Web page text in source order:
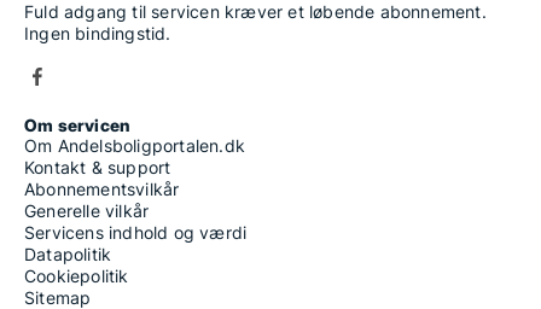
Fuld adgang til servicen kræver et løbende abonnement.
Ingen bindingstid.
Om servicen
Om Andelsboligportalen.dk
Kontakt & support
Abonnementsvilkår
Generelle vilkår
Servicens indhold og værdi
Datapolitik
Cookiepolitik
Sitemap